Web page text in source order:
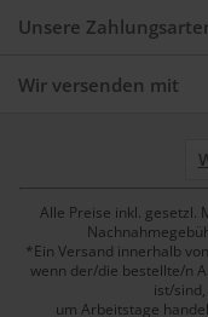
Unsere
Wir versenden mit
Alle Preise inkl. gesetzl.
*Ein Versand innerhalb
wenn der/die bestellte/n
ist/
um Arbeitstage